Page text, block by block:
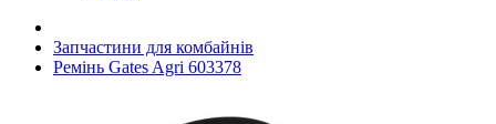
Запчастини для комбайнів
Ремінь Gates Agri 603378